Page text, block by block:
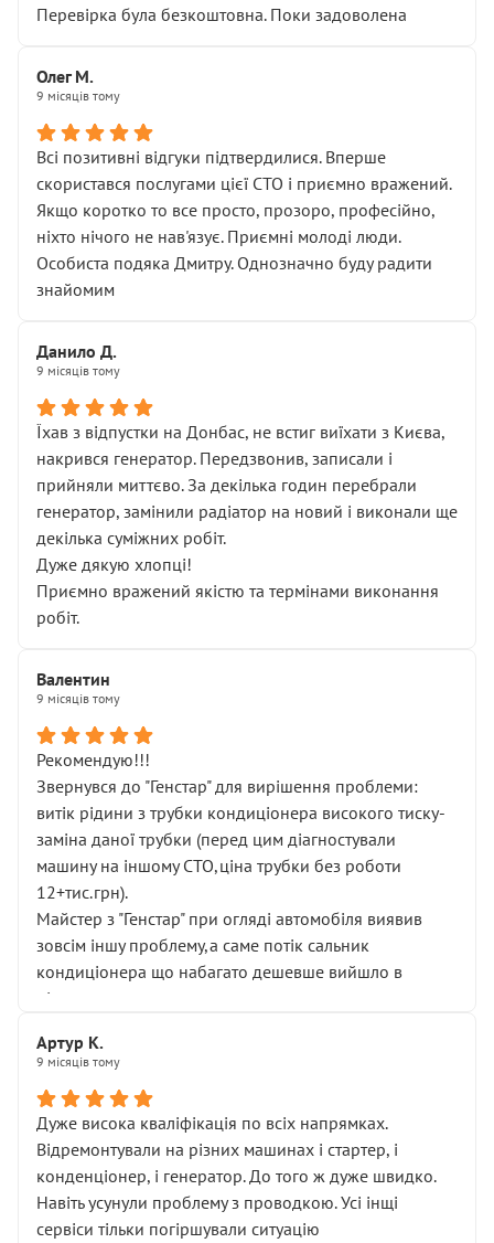
Перевірка була безкоштовна. Поки задоволена
Олег М.
9 місяців тому
Всі позитивні відгуки підтвердилися. Вперше
скористався послугами цієї СТО і приємно вражений.
Якщо коротко то все просто, прозоро, професійно,
ніхто нічого не нав'язує. Приємні молоді люди.
Особиста подяка Дмитру. Однозначно буду радити
знайомим
Данило Д.
9 місяців тому
Їхав з відпустки на Донбас, не встиг виїхати з Києва,
накрився генератор. Передзвонив, записали і
прийняли миттєво. За декілька годин перебрали
генератор, замінили радіатор на новий і виконали ще
декілька суміжних робіт.
Дуже дякую хлопці!
Приємно вражений якістю та термінами виконання
робіт.
Валентин
9 місяців тому
Рекомендую!!!
Звернувся до "Генстар" для вирішення проблеми:
витік рідини з трубки кондиціонера високого тиску-
заміна даної трубки (перед цим діагностували
машину на іншому СТО,ціна трубки без роботи
12+тис.грн).
Майстер з "Генстар" при огляді автомобіля виявив
зовсім іншу проблему,а саме потік сальник
кондиціонера що набагато дешевше вийшло в
підсумку.
Артур К.
9 місяців тому
Дуже висока кваліфікація по всіх напрямках.
Відремонтували на різних машинах і стартер, і
конденціонер, і генератор. До того ж дуже швидко.
Навіть усунули проблему з проводкою. Усі інщі
сервіси тільки погіршували ситуацію